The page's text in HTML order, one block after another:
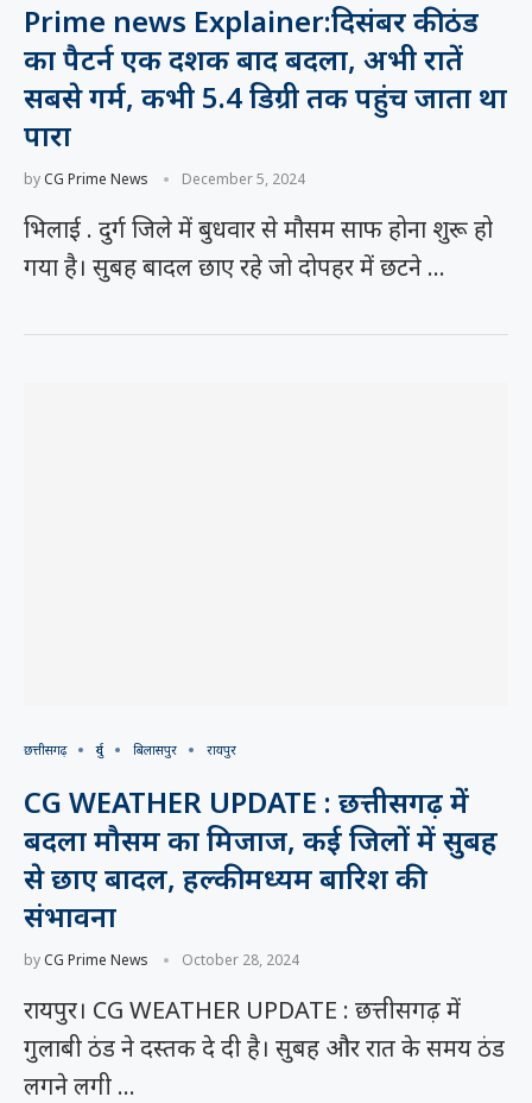
Prime news Explainer:दिसंबर की ठंड
का पैटर्न एक दशक बाद बदला, अभी रातें
सबसे गर्म, कभी 5.4 डिग्री तक पहुंच जाता था
पारा
byCG Prime News December 5, 2024
भिलाई . दुर्ग जिले में बुधवार से मौसम साफ होना शुरू हो
गया है। सुबह बादल छाए रहे जो दोपहर में छटने …
छत्तीसगढ़ दुर्ग बिलासपुर रायपुर
CG WEATHER UPDATE : छत्तीसगढ़ में
बदला मौसम का मिजाज, कई जिलों में सुबह
से छाए बादल, हल्की मध्यम बारिश की
संभावना
byCG Prime News October 28, 2024
रायपुर। CG WEATHER UPDATE : छत्तीसगढ़ में
गुलाबी ठंड ने दस्तक दे दी है। सुबह और रात के समय ठंड
लगने लगी …